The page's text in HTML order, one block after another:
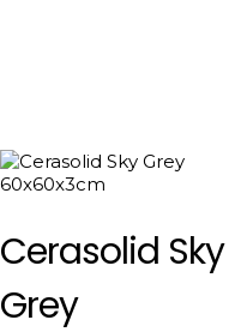
Cerasolid Sky
Grey